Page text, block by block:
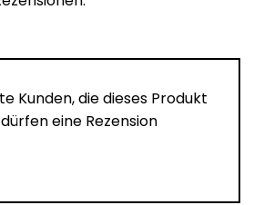
Kunden, die dieses Produkt
eine Rezension